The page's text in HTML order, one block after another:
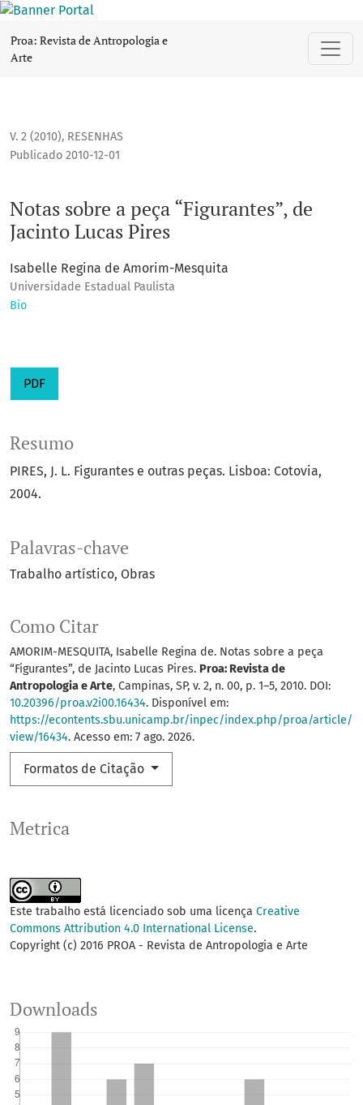
Proa: Revista de Antropologia e
Arte
V. 2 (2010), RESENHAS
Notas sobre a peça “Figurantes”, de
Jacinto Lucas Pires
Publicado 2010-12-01
Isabelle Regina de Amorim-Mesquita
Universidade Estadual Paulista
Bio
PDF
Palavras-chave
Trabalho artístico Obras
Metrica
Como Citar
AMORIM-MESQUITA, Isabelle Regina de. Notas sobre a peça
“Figurantes”, de Jacinto Lucas Pires. Proa: Revista de
Antropologia e Arte, Campinas, SP, v. 2, n. 00, p. 1–5, 2010. DOI:
10.20396/proa.v2i00.16434. Disponível em:
https://econtents.sbu.unicamp.br/inpec/index.php/proa/article/
view/16434. Acesso em: 7 ago. 2026.
Formatos de Citação
Resumo
PIRES, J. L. Figurantes e outras peças. Lisboa: Cotovia,
2004.
Este trabalho está licenciado sob uma licença Creative
Commons Attribution 4.0 International License.
Copyright (c) 2016 PROA - Revista de Antropologia e Arte
Downloads